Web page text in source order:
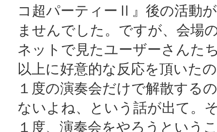
コ超パーティーⅡ』後の活動
ませんでした。ですが、会場
ネットで見たユーザーさんた
以上に好意的な反応を頂いた
１度の演奏会だけで解散する
ないよね、という話が出て。
１度、演奏会をやろうという